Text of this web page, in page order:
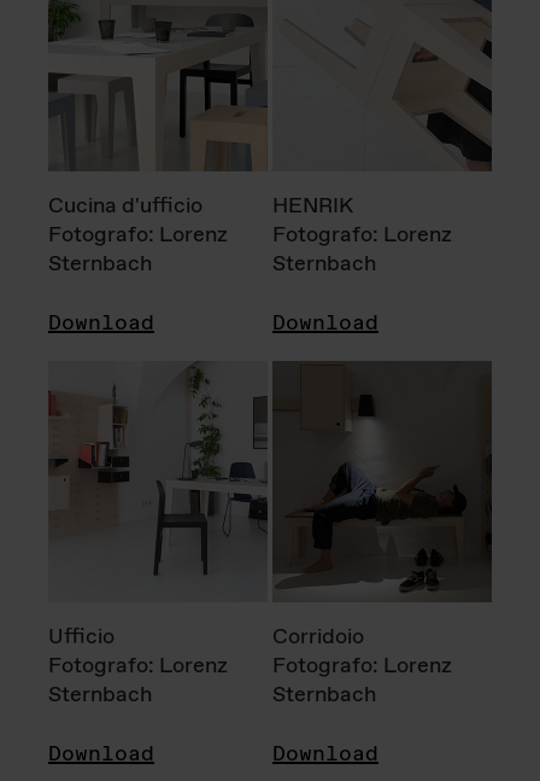
Cucina d'ufficio
Fotografo: Lorenz
Sternbach
Download
HENRIK
Fotografo: Lorenz
Sternbach
Download
Ufficio
Fotografo: Lorenz
Sternbach
Download
Corridoio
Fotografo: Lorenz
Sternbach
Download